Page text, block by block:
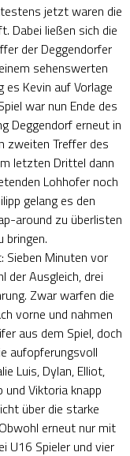
jetzt waren die
Dabei ließen sich die
der Deggendorfer
sehenswerten
es Kevin auf Vorlage
war nun Ende des
Deggendorf erneut in
zweiten Treffer des
letzten Drittel dann
Lohhofer noch
gelang es den
around zu überlisten
bringen.
Sieben Minuten vor
der Ausgleich, drei
Zwar warfen die
vorne und nahmen
aus dem Spiel, doch
aufopferungsvoll
Luis, Dylan, Elliot,
und Viktoria knapp
über die starke
erneut nur mit
U16 Spieler und vier